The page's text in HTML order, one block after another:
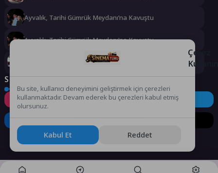
Ayvalık, Tarihi Gümrük Meydanı’na Kavuştu
Ayvalık, Tarihi Gümrük Meydanı’na Kavuştu
İlk Teleferik Heyecanını Alo Evlat’la Yaşadılar
Sosyal Medya
Instagram Facebook Twitter
LinkedIn YouTube TikTok
Çerez
Bu site, kullanıcı deneyimini geliştirmek için çerezleri
kullanmaktadır. Devam ederek bu çerezleri kabul etmiş
olursunuz.
Kabul Et Reddet